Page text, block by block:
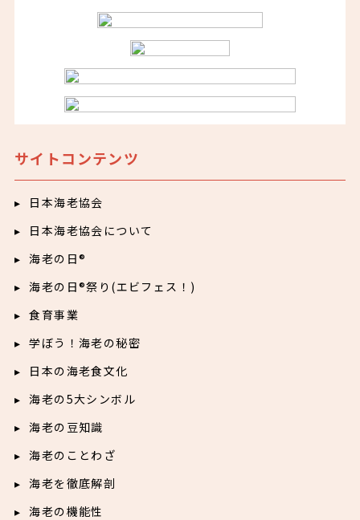
サイトコンテンツ
日本海老協会
日本海老協会について
海老の日®
海老の日®祭り(エビフェス！)
食育事業
学ぼう！海老の秘密
日本の海老食文化
海老の5大シンボル
海老の豆知識
海老のことわざ
海老を徹底解剖
海老の機能性